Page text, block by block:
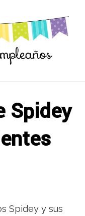
Spidey
Spidey y sus